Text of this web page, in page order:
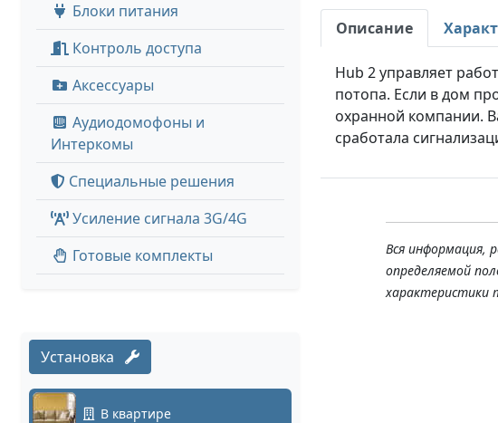
Блоки питания
Контроль доступа
Аксессуары
Аудиодомофоны и
Интеркомы
Специальные решения
Усиление сигнала 3G/4G
Готовые комплекты
Установка
В квартире
Описание
Hub 2 управляет
потопа. Если в дом
охранной компании.
сработала
Вся информация,
определяемой
характеристики